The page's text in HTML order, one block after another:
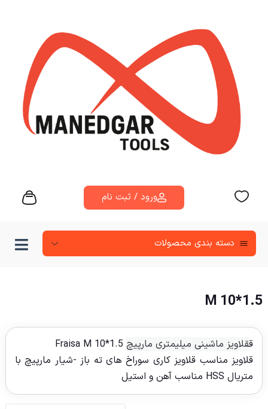
ورود / ثبت نام
دسته‌ بندی محصولات
M 10*1.5
ققلاویز ماشینی میلیمتری مارپیچFraisa M 10*1.5
قلاویز مناسب قلاویز کاری سوراخ های ته باز -شیار مارپیچ با
متریال HSS مناسب آهن و استیل